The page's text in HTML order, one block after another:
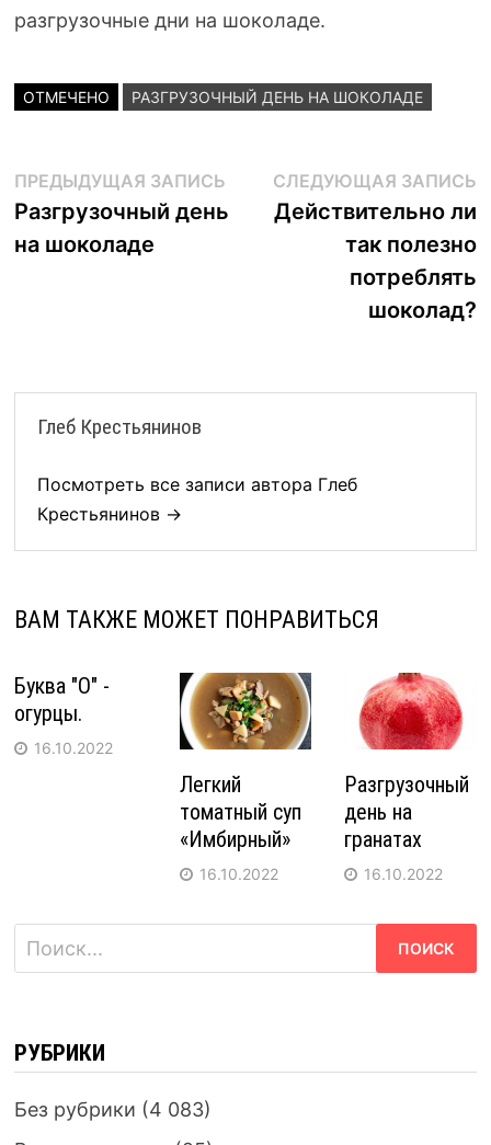
разгрузочные дни на шоколаде.
ОТМЕЧЕНО РАЗГРУЗОЧНЫЙ ДЕНЬ НА ШОКОЛАДЕ
Навигация
по
записям
ПРЕДЫДУЩАЯ ЗАПИСЬПредыдущая
запись:
Разгрузочный день
на шоколаде
СЛЕДУЮЩАЯ ЗАПИСЬ
Действительно ли
так полезно
потреблять
шоколад?
Глеб Крестьянинов
Посмотреть все записи автора Глеб
Крестьянинов →
ВАМ ТАКЖЕ МОЖЕТ ПОНРАВИТЬСЯ
Буква "О" -
огурцы.
16.10.2022
Легкий
томатный суп
«Имбирный»
16.10.2022
Разгрузочный
день на
гранатах
16.10.2022
Найти:
РУБРИКИ
Без рубрики (4 083)